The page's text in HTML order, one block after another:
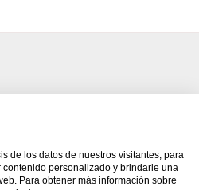
de los datos de nuestros visitantes, para
personalizado y brindarle una
Para obtener más información sobre